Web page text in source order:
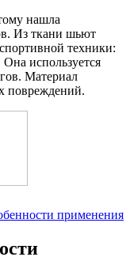
нашла
Из ткани шьют
техники:
используется
Материал
повреждений.
применения